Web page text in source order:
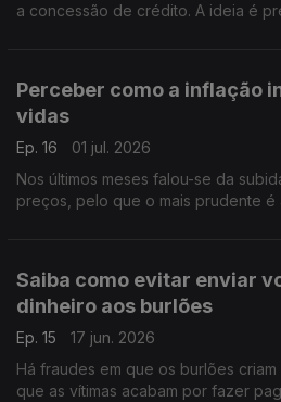
a concessão de crédito. A ideia é
Perceber como a inflação
vidas
Ep. 16
01 jul. 2026
Nos últimos meses falou-se da
preços, pelo que o mais prudente é
Saiba como evitar enviar
dinheiro aos burlões
Ep. 15
17 jun. 2026
Há fraudes em que os burlões
que as vítimas acabam por fazer